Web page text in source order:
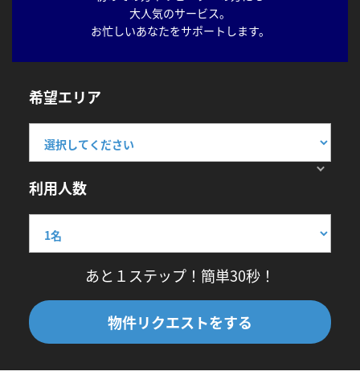
大人気のサービス。
お忙しいあなたをサポートします。
希望エリア
利用人数
あと１ステップ！簡単30秒！
物件リクエストをする